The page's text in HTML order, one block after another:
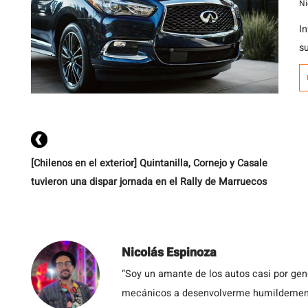
[Chilenos en el exterior] Quintanilla, Cornejo y Casale
tuvieron una dispar jornada en el Rally de Marruecos
Nicolás Espinoza
“Soy un amante de los autos casi por
mecánicos a desenvolverme